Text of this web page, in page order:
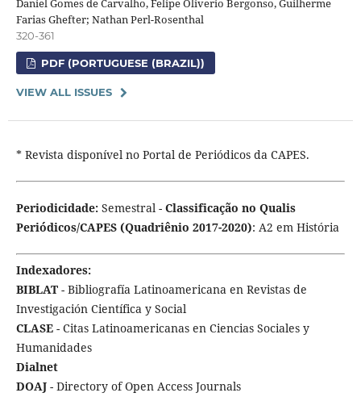
Daniel Gomes de Carvalho, Felipe Oliverio Bergonso, Guilherme
Farias Ghefter; Nathan Perl-Rosenthal
320-361
PDF (PORTUGUESE (BRAZIL))
VIEW ALL ISSUES
* Revista disponível no Portal de Periódicos da CAPES.
Periodicidade: Semestral - Classificação no Qualis
Periódicos/CAPES (Quadriênio 2017-2020): A2 em História
Indexadores:
BIBLAT- Bibliografía Latinoamericana en Revistas de
Investigación Científica y Social
CLASE- Citas Latinoamericanas en Ciencias Sociales y
Humanidades
Dialnet
DOAJ- Directory of Open Access Journals